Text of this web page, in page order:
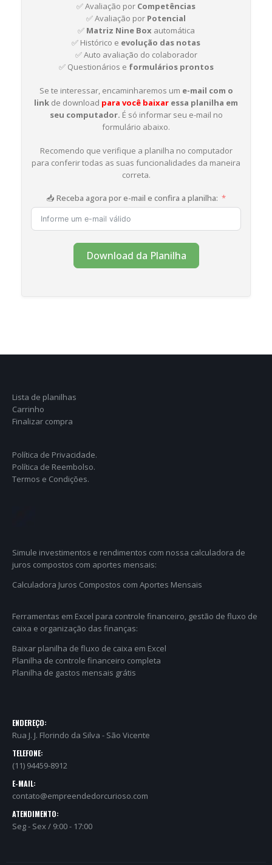
✅ Avaliação por Competências
✅ Avaliação por Potencial
✅ Matriz Nine Box automática
✅ Histórico e evolução das notas
✅ Auto avaliação do colaborador
✅ Questionários e formulários prontos
Se te interessar, encaminharemos um e-mail com o
link de download para você baixar essa planilha em
seu computador. É só informar seu e-mail no
formulário abaixo.
Recomendo que verifique a planilha no computador
para conferir todas as suas funcionalidades da maneira
correta.
📥 Receba agora por e-mail e confira a planilha:
Download da Planilha
Lista de planilhas
Carrinho
Finalizar compra
Política de Privacidade.
Política de Reembolso.
Termos e Condições.
Simule investimentos e rendimentos com nossa calculadora de
juros compostos com aportes mensais:
Calculadora Juros Compostos com Aportes Mensais
Ferramentas em Excel para controle financeiro, gestão de fluxo de
caixa e organização das finanças:
Baixar planilha de fluxo de caixa em Excel
Planilha de controle financeiro completa
Planilha de gastos mensais grátis
ENDEREÇO:
Rua J. J. Florindo da Silva - São Vicente
TELEFONE:
(11) 94459-8912
E-MAIL:
contato@empreendedorcurioso.com
ATENDIMENTO:
Seg - Sex / 9:00 - 17:00